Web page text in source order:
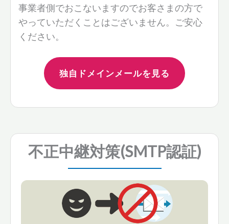
事業者側でおこないますのでお客さまの方で
やっていただくことはございません。ご安心
ください。
独自ドメインメールを見る
不正中継対策(SMTP認証)